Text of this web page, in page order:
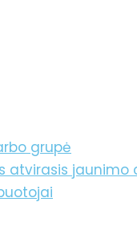
grupė
atvirasis jaunimo